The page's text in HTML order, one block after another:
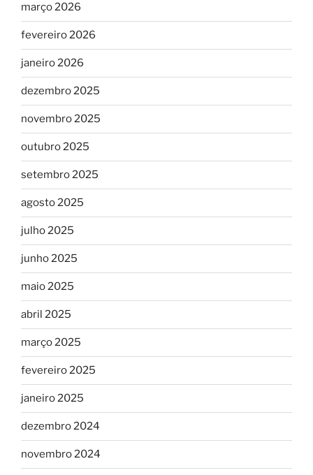
março 2026
fevereiro 2026
janeiro 2026
dezembro 2025
novembro 2025
outubro 2025
setembro 2025
agosto 2025
julho 2025
junho 2025
maio 2025
abril 2025
março 2025
fevereiro 2025
janeiro 2025
dezembro 2024
novembro 2024